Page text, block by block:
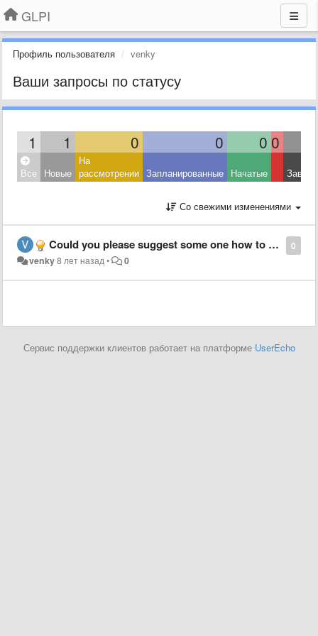
GLPI
Профиль пользователя venky
Ваши запросы по статусу
1 1 0 0 0 0
Все Новые
На
рассмотрении Запланированные Начатые
Со свежими изменениями
0
Could you please suggest some one how to add new fields or modify existing asset fields
venky8 лет назад• 0
Сервис поддержки клиентов работает на платформе UserEcho